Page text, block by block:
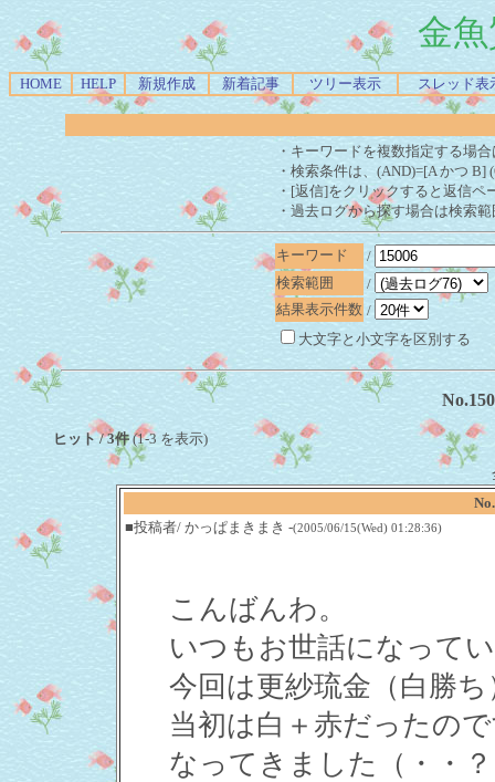
金
HOME HELP 新規作成 新着記事 ツリー表示 スレッド表
・キーワードを複数指定する場
・検索条件は、(AND)=[A かつ
・[返信]をクリックすると返信
・過去ログから探す場合は検索
キーワード
/
検索範囲
/
結果表示件数 /
大文字と小文字を区別する
ヒット / 3件 (1-3 を表示)
■投稿者/ かっぱまきまき -(2005/06/15(Wed) 01:28:36)
こんばんわ。
いつもお世話になって
今回は更紗琉金（白勝
当初は白＋赤だったの
なってきました（・・？